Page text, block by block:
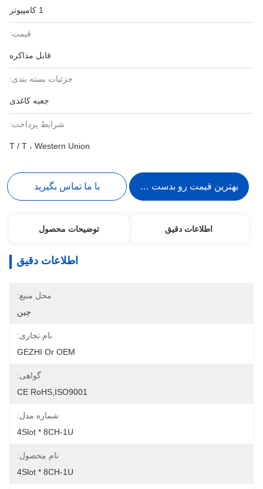
1 کامپیوتر
قیمت:
قابل مذاکره
جزئیات بسته بندی:
جعبه کاغذی
شرایط پرداخت:
T / T ، Western Union
بهترین قیمت رو بدست بیار با ما تماس بگیرید
اطلاعات دقیق توضیحات محصول
اطلاعات دقیق
محل منبع:
چین
نام تجاری:
GEZHI Or OEM
گواهی:
CE RoHS,ISO9001
شماره مدل:
4Slot * 8CH-1U
نام محصول:
4Slot * 8CH-1U